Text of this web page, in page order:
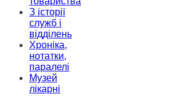
З історії
служб і
відділень
Хроніка,
нотатки,
паралелі
Музей
лікарні